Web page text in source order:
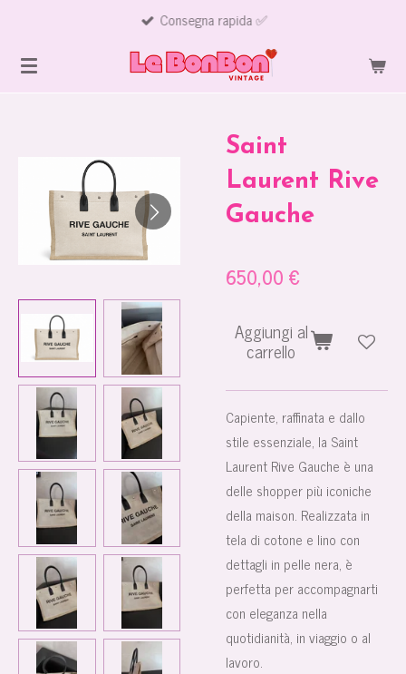
contenuto
principale
Consegna rapida ✅
Saint
Laurent Rive
Gauche
650,00 €
Aggiungi al
carrello
Capiente, raffinata e dallo
stile essenziale, la Saint
Laurent Rive Gauche è una
delle shopper più iconiche
della maison. Realizzata in
tela di cotone e lino con
dettagli in pelle nera, è
perfetta per accompagnarti
con eleganza nella
quotidianità, in viaggio o al
lavoro.